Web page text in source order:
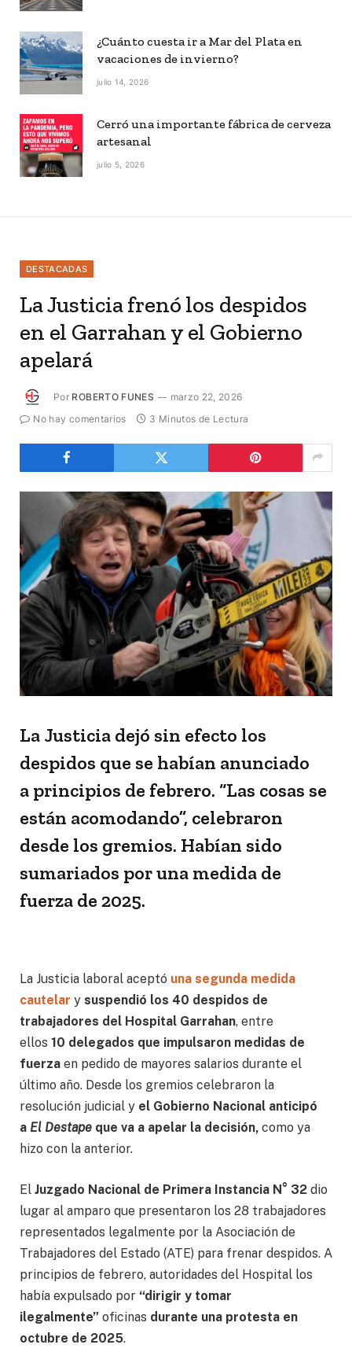
¿Cuánto cuesta ir a Mar del Plata en
vacaciones de invierno?
julio 14, 2026
Cerró una importante fábrica de cerveza
artesanal
julio 5, 2026
DESTACADAS
La Justicia frenó los despidos
en el Garrahan y el Gobierno
apelará
Por ROBERTO FUNES
marzo 22, 2026
No hay comentarios
3 Minutos de Lectura
La Justicia dejó sin efecto los
despidos que se habían anunciado
a principios de febrero. “Las cosas se
están acomodando”, celebraron
desde los gremios. Habían sido
sumariados por una medida de
fuerza de 2025.
La Justicia laboral aceptó una segunda medida
cautelar y suspendió los 40 despidos de
trabajadores del Hospital Garrahan, entre
ellos 10 delegados que impulsaron medidas de
fuerza en pedido de mayores salarios durante el
último año. Desde los gremios celebraron la
resolución judicial y el Gobierno Nacional anticipó
a El Destape que va a apelar la decisión, como ya
hizo con la anterior.
El Juzgado Nacional de Primera Instancia N° 32 dio
lugar al amparo que presentaron los 28 trabajadores
representados legalmente por la Asociación de
Trabajadores del Estado (ATE) para frenar despidos. A
principios de febrero, autoridades del Hospital los
había expulsado por “dirigir y tomar
ilegalmente” oficinas durante una protesta en
octubre de 2025.